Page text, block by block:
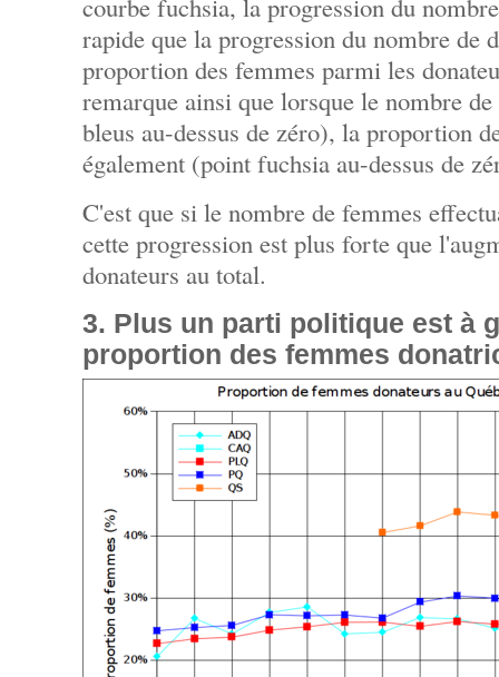
courbe fuchsia, la progression du
rapide que la progression du nombre de
proportion des femmes parmi les
remarque ainsi que lorsque le nombre
bleus au-dessus de zéro), la proportion
également (point fuchsia au-dessus de
C'est que si le nombre de femmes
cette progression est plus forte que
donateurs au total.
3. Plus un parti politique est à
proportion des femmes